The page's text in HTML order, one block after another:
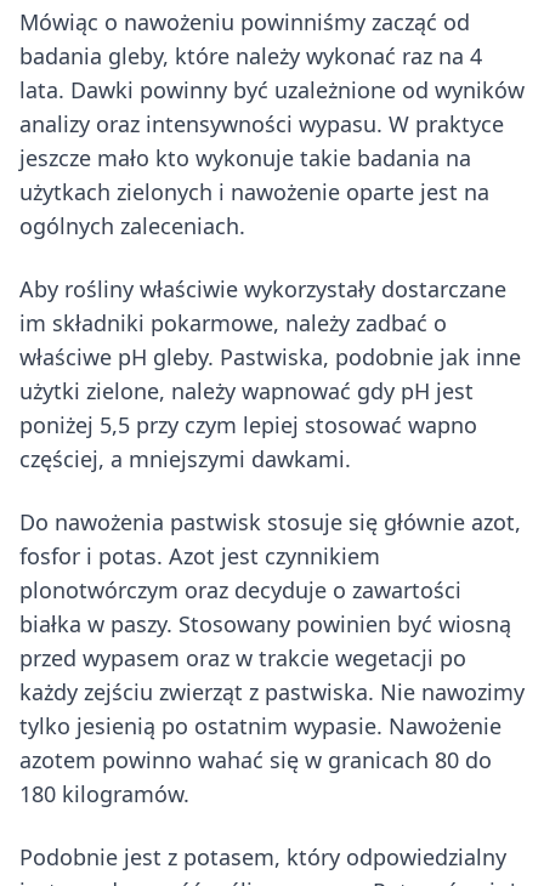
Mówiąc o nawożeniu powinniśmy zacząć od
badania gleby, które należy wykonać raz na 4
lata. Dawki powinny być uzależnione od wyników
analizy oraz intensywności wypasu. W praktyce
jeszcze mało kto wykonuje takie badania na
użytkach zielonych i nawożenie oparte jest na
ogólnych zaleceniach.
Aby rośliny właściwie wykorzystały dostarczane
im składniki pokarmowe, należy zadbać o
właściwe pH gleby. Pastwiska, podobnie jak inne
użytki zielone, należy wapnować gdy pH jest
poniżej 5,5 przy czym lepiej stosować wapno
częściej, a mniejszymi dawkami.
Do nawożenia pastwisk stosuje się głównie azot,
fosfor i potas. Azot jest czynnikiem
plonotwórczym oraz decyduje o zawartości
białka w paszy. Stosowany powinien być wiosną
przed wypasem oraz w trakcie wegetacji po
każdy zejściu zwierząt z pastwiska. Nie nawozimy
tylko jesienią po ostatnim wypasie. Nawożenie
azotem powinno wahać się w granicach 80 do
180 kilogramów.
Podobnie jest z potasem, który odpowiedzialny